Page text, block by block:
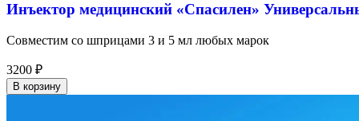
Инъектор медицинский «Спасилен»
Совместим со шприцами 3 и 5 мл любых марок
3200 ₽
В корзину